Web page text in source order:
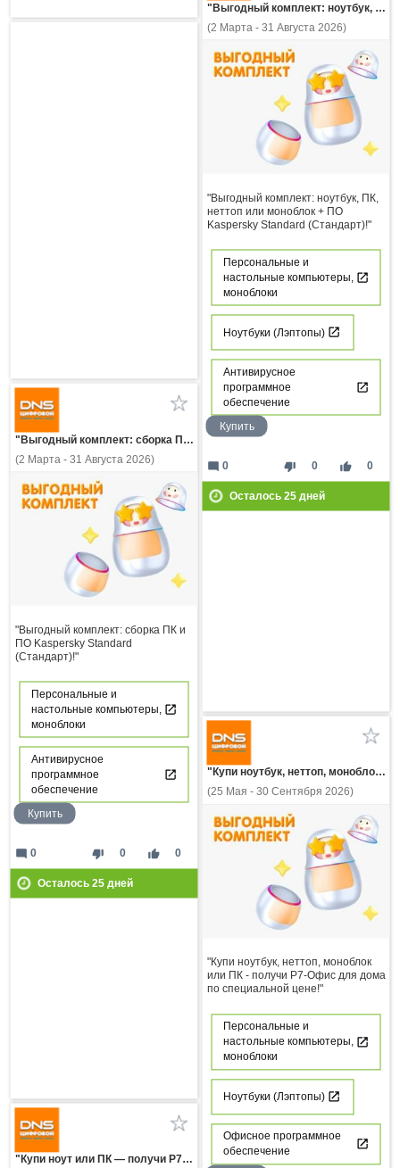
"Выгодный комплект: ноутбук, ПК, неттоп или моноблок + ПО Kaspersky Standard (Стандарт)!"
(2 Марта - 31 Августа 2026)
"Выгодный комплект: ноутбук, ПК,
неттоп или моноблок + ПО
Kaspersky Standard (Стандарт)!"
Персональные и
настольные компьютеры,
моноблоки
Ноутбуки (Лэптопы)
Антивирусное
программное
обеспечение
Купить
thumb_down 0 thumb_up 0
mode_comment 0
Осталось 25дней
"Выгодный комплект: сборка ПК и ПО Kaspersky Standard (Стандарт)!"
(2 Марта - 31 Августа 2026)
"Выгодный комплект: сборка ПК и
ПО Kaspersky Standard
(Стандарт)!"
Персональные и
настольные компьютеры,
моноблоки
Антивирусное
программное
обеспечение
Купить
thumb_down 0 thumb_up 0
mode_comment 0
Осталось 25дней
"Купи ноутбук, неттоп, моноблок или ПК - получи Р7-Офис для дома по специальной цене!"
(25 Мая - 30 Сентября 2026)
"Купи ноутбук, неттоп, моноблок
или ПК - получи Р7-Офис для дома
по специальной цене!"
Персональные и
настольные компьютеры,
моноблоки
Ноутбуки (Лэптопы)
Офисное программное
обеспечение
"Купи ноут или ПК — получи Р7 Офис на 3 месяца за 300 рублей!"